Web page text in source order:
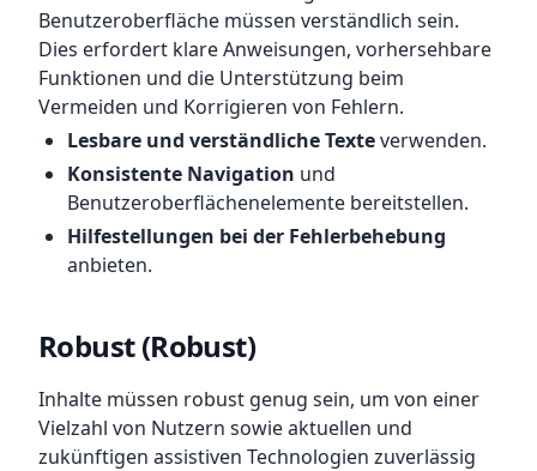
Benutzeroberfläche müssen verständlich sein.
Dies erfordert klare Anweisungen, vorhersehbare
Funktionen und die Unterstützung beim
Vermeiden und Korrigieren von Fehlern.
Lesbare und verständliche Texteverwenden.
Konsistente Navigation und
Benutzeroberflächenelemente bereitstellen.
Hilfestellungen bei der Fehlerbehebung
anbieten.
Robust (Robust)
Inhalte müssen robust genug sein, um von einer
Vielzahl von Nutzern sowie aktuellen und
zukünftigen assistiven Technologien zuverlässig